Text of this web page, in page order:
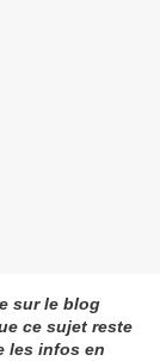
sur le blog
ce sujet reste
les infos en